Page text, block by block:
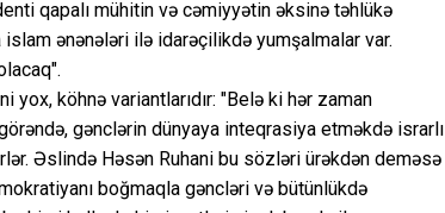
qapalı mühitin və cəmiyyətin əksinə təhlükə
ənənələri ilə idarəçilikdə yumşalmalar var.
köhnə variantlarıdır: "Belə ki hər zaman
gənclərin dünyaya inteqrasiya etməkdə israrlı
Əslində Həsən Ruhani bu sözləri ürəkdən deməsə
boğmaqla gəncləri və bütünlükdə